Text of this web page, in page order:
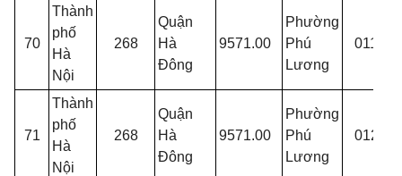
70
Thành
phố
Hà
Nội
268
Quận
Hà
Đông
9571.00
Phường
Phú
Lương
011
71
Thành
phố
Hà
Nội
268
Quận
Hà
Đông
9571.00
Phường
Phú
Lương
012